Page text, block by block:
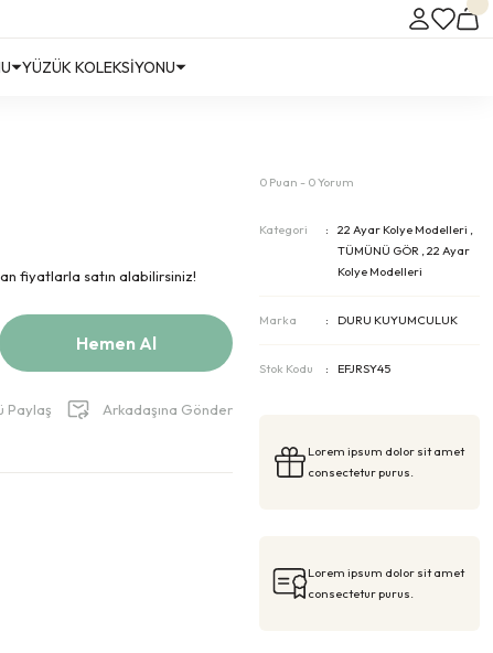
YÜZÜK KOLEKSİYONU
fiyatlarla satın alabilirsiniz!
Hemen Al
Paylaş
Arkadaşına Gönder
0 Puan - 0 Yorum
Kategori 22 Ayar Kolye Modelleri ,
TÜMÜNÜ GÖR ,22 Ayar
Kolye Modelleri
Marka DURU KUYUMCULUK
Stok Kodu EFJRSY45
Lorem ipsum dolor sit amet
consectetur purus.
Lorem ipsum dolor sit amet
consectetur purus.